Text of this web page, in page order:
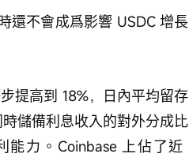
還不會成爲影響 USDC 增長
提高到 18%，日內平均留存
儲備利息收入的對外分成比
力。Coinbase 上佔了近